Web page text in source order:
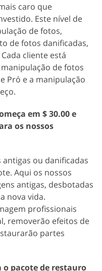
caro que
Este nível de
de fotos,
de fotos danificadas,
cliente está
de fotos
Pró e a manipulação
em $ 30.00 e
os nossos
ou danificadas
Aqui os nossos
antigas, desbotadas
nova vida.
profissionais
removerão efeitos de
partes
o pacote de restauro